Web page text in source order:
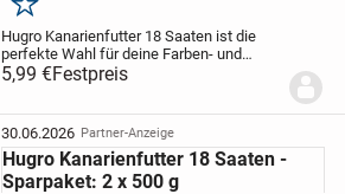
Merken
Hugro Kanarienfutter 18 Saaten ist die
perfekte Wahl für deine Farben- und
Positurkanarien, die in warmer oder
frostfreier Innenhaltung leben. Diese
wichtige Zutaten,...
5,99 €Festpreis
30.06.2026 Partner-Anzeige
Hugro Kanarienfutter 18 Saaten -
Sparpaket: 2 x 500 g